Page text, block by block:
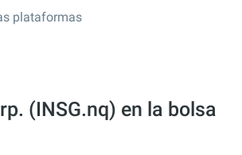
plataformas
(INSG.nq) en la bolsa